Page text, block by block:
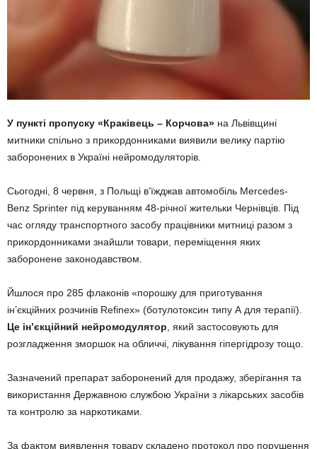
У пункті пропуску «Краківець – Корчова» на Львівщині
митники спільно з прикордонниками виявили велику партію
заборонених в Україні нейромодуляторів.
Сьогодні, 8 червня, з Польщі в’їжджав автомобіль Mercedes-
Benz Sprinter під керуванням 48-річної жительки Чернівців. Під
час огляду транспортного засобу працівники митниці разом з
прикордонниками знайшли товари, переміщення яких
заборонене законодавством.
Йшлося про 285 флаконів «порошку для приготування
ін’єкційних розчинів Refinex» (ботулотоксин типу А для терапії).
Це ін’єкційний нейромодулятор , який застосовують для
розгладження зморшок на обличчі, лікування гіпергідрозу тощо.
Зазначений препарат заборонений для продажу, зберігання та
використання Державною службою України з лікарських засобів
та контролю за наркотиками.
За фактом виявлення товару складено протокол про порушення